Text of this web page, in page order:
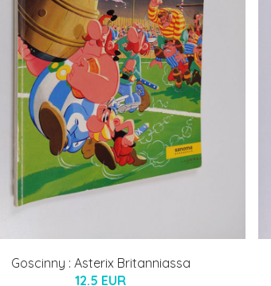
Goscinny : Asterix Britanniassa
12.5 EUR